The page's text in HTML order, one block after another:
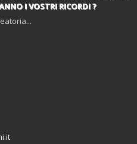
I VOSTRI RICORDI ?